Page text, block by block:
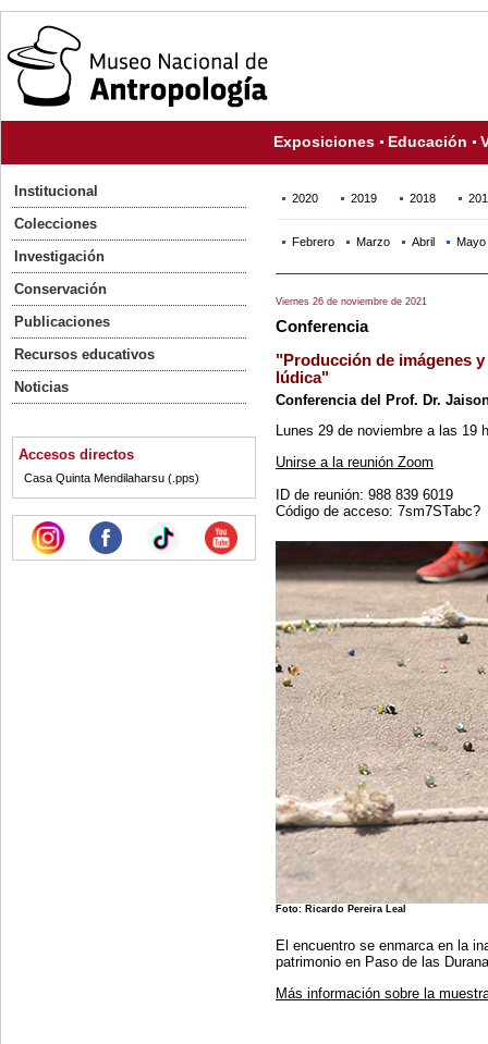
Exposiciones Educación
Institucional
Colecciones
Investigación
Conservación
Publicaciones
Recursos educativos
Noticias
Accesos directos
Casa Quinta Mendilaharsu (.pps)
2020 2019 2018
Febrero Marzo Abril Mayo
Viernes 26 de noviembre de 2021
Conferencia
"Producción de imágenes
lúdica"
Conferencia del Prof. Dr.
Lunes 29 de noviembre a las 19
Unirse a la reunión Zoom
ID de reunión: 988 839 6019
Código de acceso: 7sm7STabc?
Foto: Ricardo Pereira Leal
El encuentro se enmarca en la
patrimonio en Paso de las
Más información sobre la